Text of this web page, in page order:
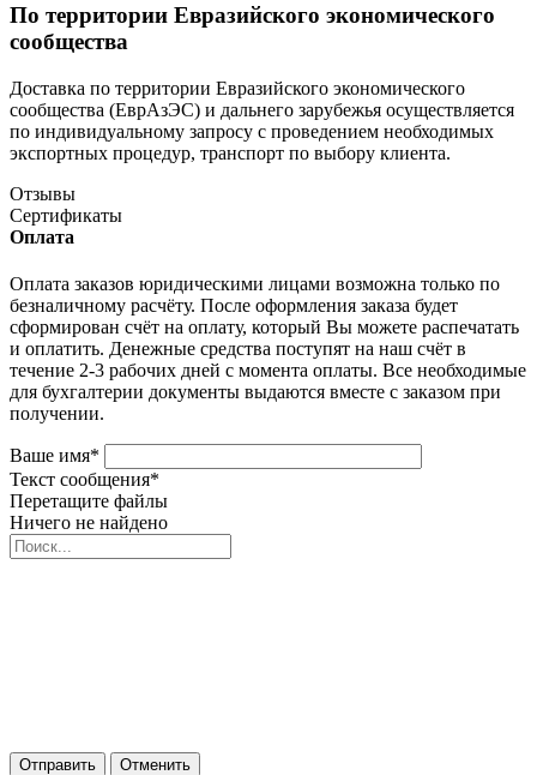
По территории Евразийского экономического
сообщества
Доставка по территории Евразийского экономического
сообщества (ЕврАзЭС) и дальнего зарубежья осуществляется
по индивидуальному запросу с проведением необходимых
экспортных процедур, транспорт по выбору клиента.
Отзывы
Сертификаты
Оплата
Оплата заказов юридическими лицами возможна только по
безналичному расчёту. После оформления заказа будет
сформирован счёт на оплату, который Вы можете распечатать
и оплатить. Денежные средства поступят на наш счёт в
течение 2-3 рабочих дней с момента оплаты. Все необходимые
для бухгалтерии документы выдаются вместе с заказом при
получении.
Ваше имя*
Текст сообщения*
Перетащите файлы
Ничего не найдено
Отправить Отменить